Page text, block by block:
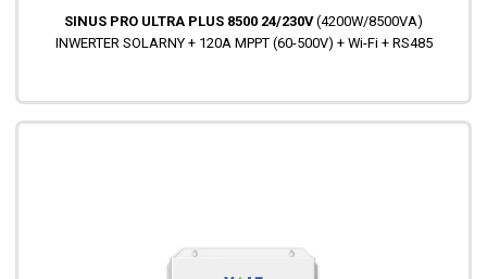
SINUS PRO ULTRA PLUS 8500 24/230V(4200W/8500VA)
INWERTER SOLARNY + 120A MPPT (60-500V) + Wi-Fi + RS485